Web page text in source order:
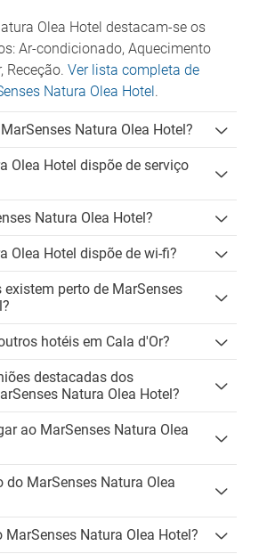
Olea Hotel destacam-se os
Ar-condicionado, Aquecimento
Receção. Ver lista completa de
Natura Olea Hotel.
Natura Olea Hotel?
Olea Hotel dispõe de serviço
Natura Olea Hotel?
Olea Hotel dispõe de wi-fi?
perto de MarSenses
hotéis em Cala d'Or?
destacadas dos
Natura Olea Hotel?
ao MarSenses Natura Olea
do MarSenses Natura Olea
MarSenses Natura Olea Hotel?